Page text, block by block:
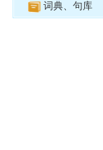
词典、句库